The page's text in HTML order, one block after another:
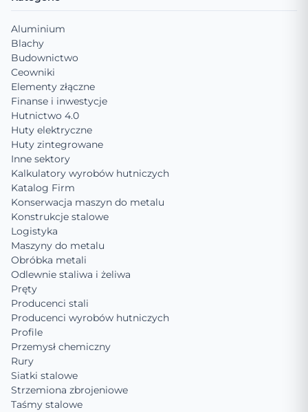
Aluminium
Blachy
Budownictwo
Ceowniki
Elementy złączne
Finanse i inwestycje
Hutnictwo 4.0
Huty elektryczne
Huty zintegrowane
Inne sektory
Kalkulatory wyrobów hutniczych
Katalog Firm
Konserwacja maszyn do metalu
Konstrukcje stalowe
Logistyka
Maszyny do metalu
Obróbka metali
Odlewnie staliwa i żeliwa
Pręty
Producenci stali
Producenci wyrobów hutniczych
Profile
Przemysł chemiczny
Rury
Siatki stalowe
Strzemiona zbrojeniowe
Taśmy stalowe